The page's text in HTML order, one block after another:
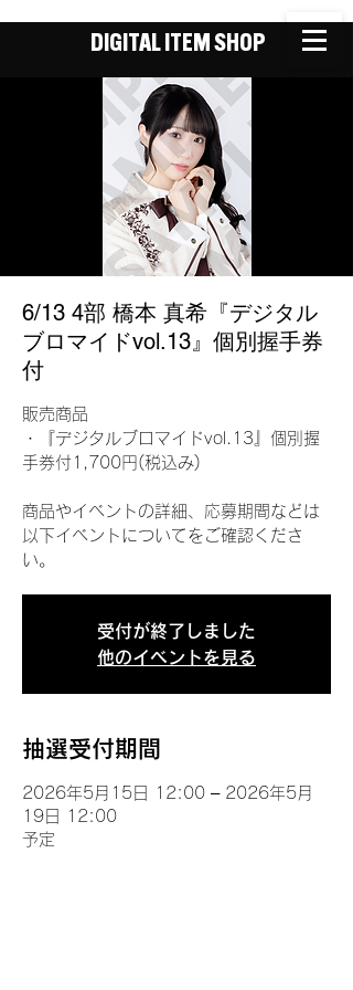
DIGITAL ITEM SHOP
6/13 4部 橋本 真希『デジタル
ブロマイドvol.13』個別握手券
付
販売商品
・『デジタルブロマイドvol.13』個別握
手券付1,700円(税込み)
商品やイベントの詳細、応募期間などは
以下イベントについてをご確認くださ
い。
受付が終了しました
他のイベントを見る
抽選受付期間
2026年5月15日 12:00 – 2026年5月
19日 12:00
予定